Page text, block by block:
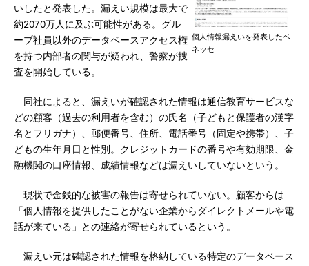
個人情報漏えいを発表したベ
ネッセ
いしたと発表した。漏えい規模は最大で
約2070万人に及ぶ可能性がある。グル
ープ社員以外のデータベースアクセス権
を持つ内部者の関与が疑われ、警察が捜
査を開始している。
同社によると、漏えいが確認された情報は通信教育サービスな
どの顧客（過去の利用者を含む）の氏名（子どもと保護者の漢字
名とフリガナ）、郵便番号、住所、電話番号（固定や携帯）、子
どもの生年月日と性別。クレジットカードの番号や有効期限、金
融機関の口座情報、成績情報などは漏えいしていないという。
現状で金銭的な被害の報告は寄せられていない。顧客からは
「個人情報を提供したことがない企業からダイレクトメールや電
話が来ている」との連絡が寄せられているという。
漏えい元は確認された情報を格納している特定のデータベース